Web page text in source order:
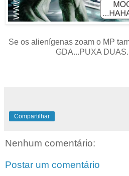
Se os alienígenas zoam o MP
GDA...PUXA
Compartilhar
Nenhum comentário:
Postar um comentário